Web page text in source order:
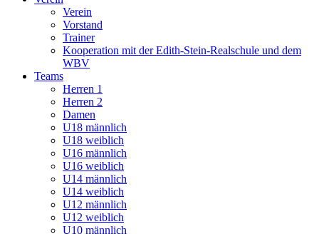
Verein
Vorstand
Trainer
Kooperation mit der Edith-Stein-Realschule und dem
WBV
Teams
Herren 1
Herren 2
Damen
U18 männlich
U18 weiblich
U16 männlich
U16 weiblich
U14 männlich
U14 weiblich
U12 männlich
U12 weiblich
U10 männlich